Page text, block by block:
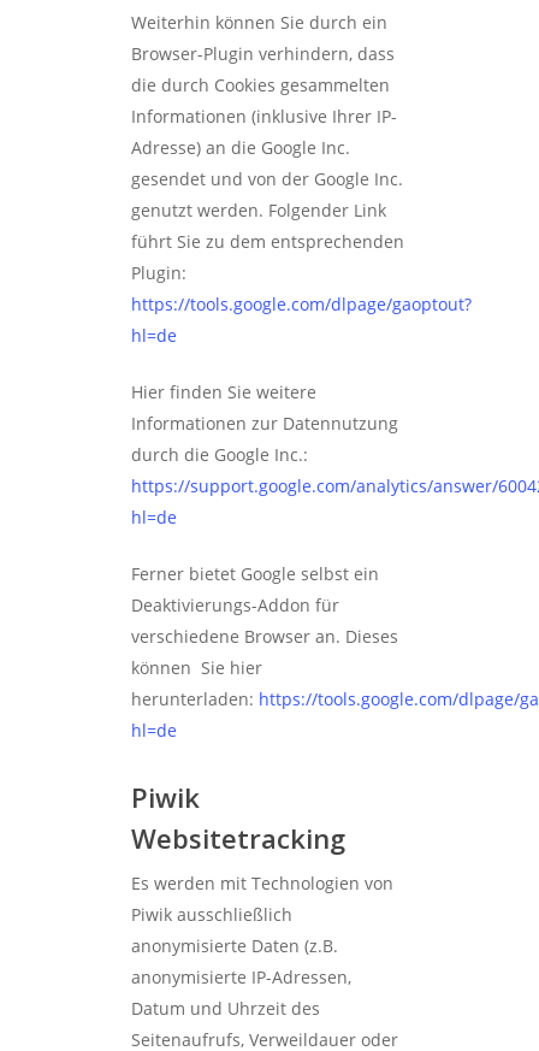
Weiterhin können Sie durch ein
Browser-Plugin verhindern, dass
die durch Cookies gesammelten
Informationen (inklusive Ihrer IP-
Adresse) an die Google Inc.
gesendet und von der Google Inc.
genutzt werden. Folgender Link
führt Sie zu dem entsprechenden
Plugin:
https://tools.google.com/dlpage/gaoptout?
hl=de
Hier finden Sie weitere
Informationen zur Datennutzung
durch die Google Inc.:
https://support.google.com/analytics/answer/
hl=de
Ferner bietet Google selbst ein
Deaktivierungs-Addon für
verschiedene Browser an. Dieses
können Sie hier
herunterladen: https://tools.google.com/dlpage/
hl=de
Piwik
Websitetracking
Es werden mit Technologien von
Piwik ausschließlich
anonymisierte Daten (z.B.
anonymisierte IP-Adressen,
Datum und Uhrzeit des
Seitenaufrufs, Verweildauer oder